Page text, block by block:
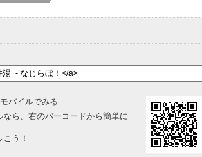
バイルでみる
ら、右のバーコードから簡単に
う！